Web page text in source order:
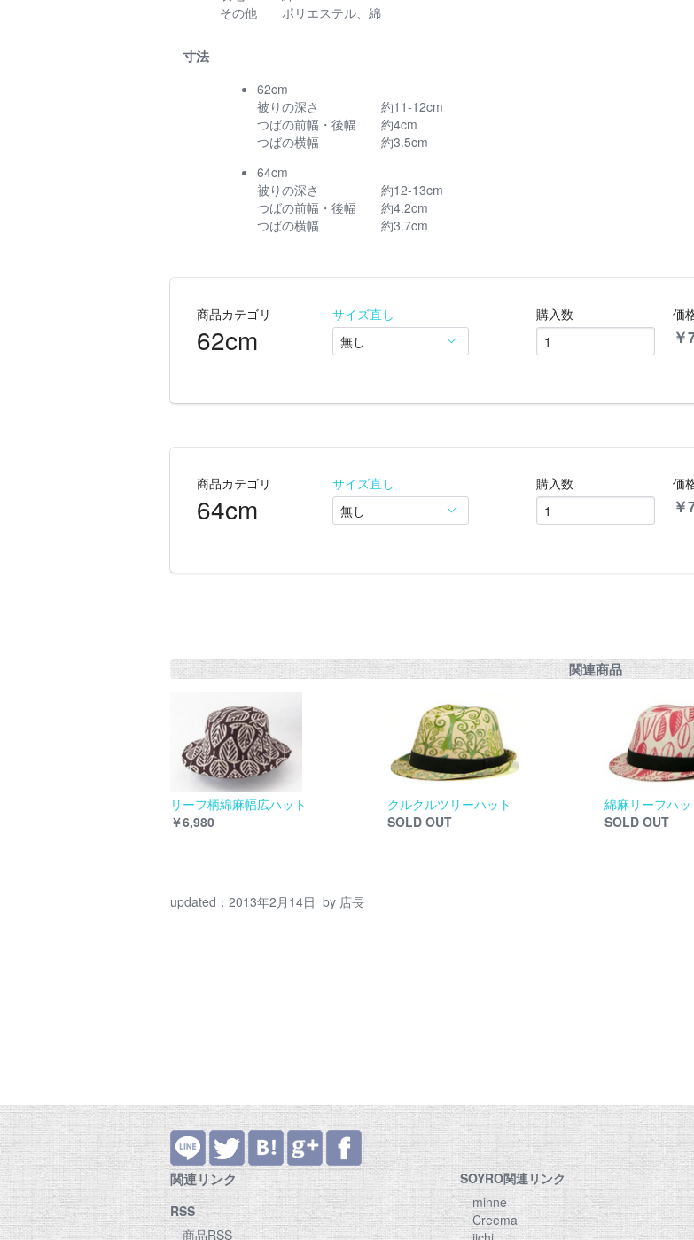
その他
ポリエステル、綿
寸法
62cm
被りの深さ
約11-12cm
つばの前幅・後幅
約4cm
つばの横幅
約3.5cm
64cm
被りの深さ
約12-13cm
つばの前幅・後幅
約4.2cm
つばの横幅
約3.7cm
商品カテゴリ
62cm
サイズ直し 購入数 価
￥
商品カテゴリ
64cm
サイズ直し 購入数 価
￥
関連商品
リーフ柄綿麻幅広ハット
￥6,980
クルクルツリーハット
SOLD OUT
綿麻リーフハッ
SOLD OUT
updated： 2013年2月14日 by 店長
関連リンク
RSS
商品RSS
SOYRO関連リンク
minne
Creema